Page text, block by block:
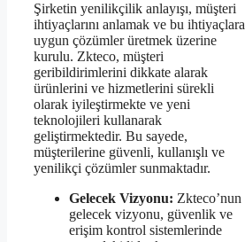
Şirketin yenilikçilik anlayışı, müşteri
ihtiyaçlarını anlamak ve bu ihtiyaçlara
uygun çözümler üretmek üzerine
kurulu. Zkteco, müşteri
geribildirimlerini dikkate alarak
ürünlerini ve hizmetlerini sürekli
olarak iyileştirmekte ve yeni
teknolojileri kullanarak
geliştirmektedir. Bu sayede,
müşterilerine güvenli, kullanışlı ve
yenilikçi çözümler sunmaktadır.
Gelecek Vizyonu: Zkteco’nun
gelecek vizyonu, güvenlik ve
erişim kontrol sistemlerinde